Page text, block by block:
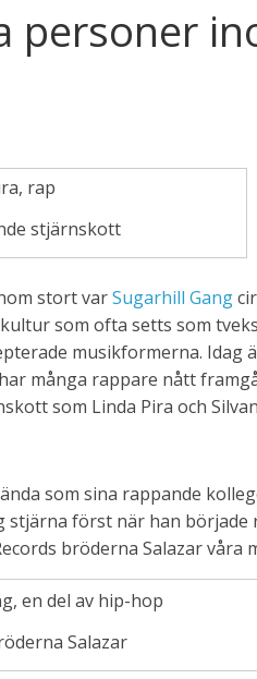
personer
stjärnskott
stort varSugarhill Gang
som ofta setts som
musikformerna. Idag
många rappare nått
som Linda Pira och
som sina rappande
stjärna först när han
bröderna Salazar våra
Salazar